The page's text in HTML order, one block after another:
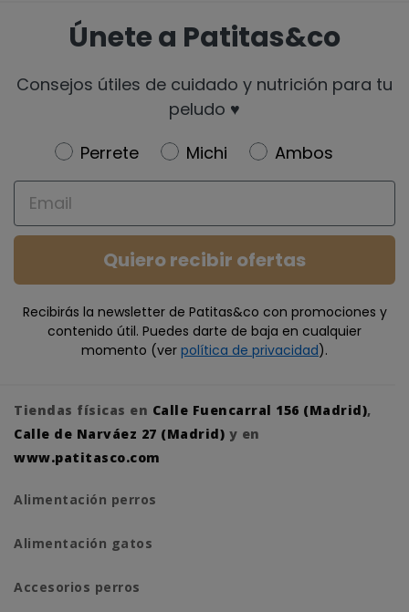
Únete a Patitas&co
Consejos útiles de cuidado y nutrición para tu
peludo ♥️
Newsletter
Perrete Michi
Ambos
Email
Quiero recibir ofertas
Recibirás la newsletter de Patitas&co con promociones y
contenido útil. Puedes darte de baja en cualquier
momento (ver política de privacidad).
Tiendas físicas en Calle Fuencarral 156 (Madrid),
Calle de Narváez 27 (Madrid) y en
www.patitasco.com
Alimentación perros
Alimentación gatos
Accesorios perros